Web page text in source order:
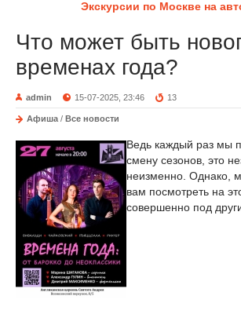
Экскурсии по Москве на
Что может быть
временах года?
admin 15-07-2025, 23:46 13
Афиша / Все новости
Ведь каждый раз мы
смену сезонов, это
неизменно. Однако,
вам посмотреть на
совершенно под